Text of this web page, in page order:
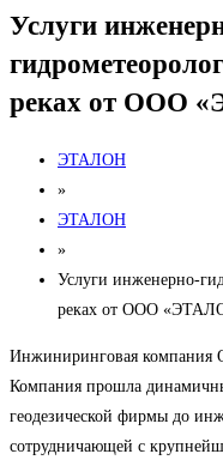
Услуги
реках от ООО
ЭТАЛОН
»
ЭТАЛОН
»
Услуги инженерно-
реках от ООО
Инжиниринговая
Компания прошла
геодезической фирмы до
сотрудничающей с